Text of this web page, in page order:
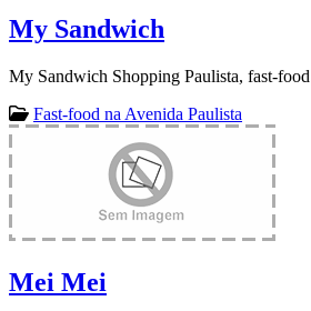
My Sandwich
My Sandwich Shopping Paulista, fast-
Fast-food na Avenida Paulista
Mei Mei